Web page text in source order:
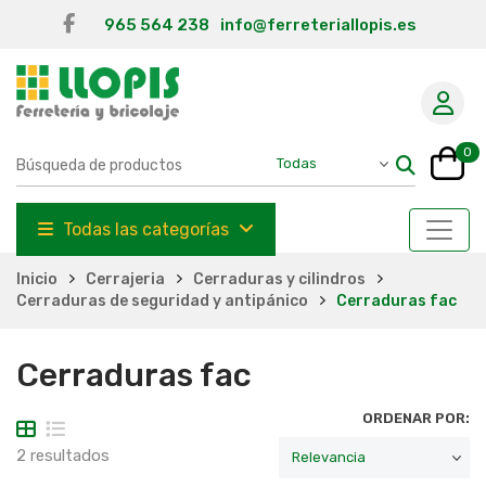
965 564 238 info@ferreteriallopis.es
0
Todas las categorías
Inicio Cerrajeria
Cerraduras y cilindros
Cerraduras de seguridad y antipánico
Cerraduras fac
Cerraduras fac
2 resultados
ORDENAR POR: